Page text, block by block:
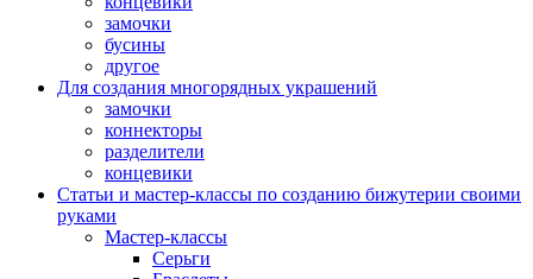
замочки
бусины
другое
Для создания многорядных украшений
замочки
коннекторы
разделители
концевики
Статьи и мастер-классы по созданию бижутерии своими
руками
Мастер-классы
Серьги